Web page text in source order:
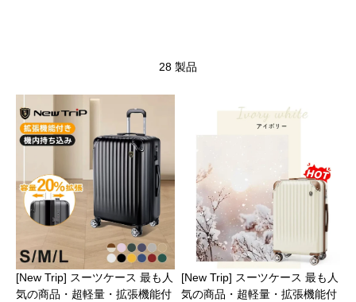
28 製品
[New Trip] スーツケース 最も人
気の商品・超軽量・拡張機能付
[New Trip] スーツケース 最も人
気の商品・超軽量・拡張機能付